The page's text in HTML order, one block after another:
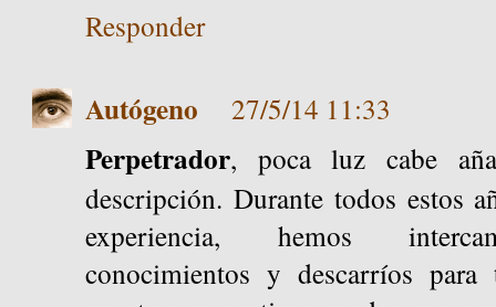
Responder
Autógeno 27/5/14 11:33
Perpetrador, poca luz cabe
descripción. Durante todos estos
experiencia, hemos
conocimientos y descarríos para